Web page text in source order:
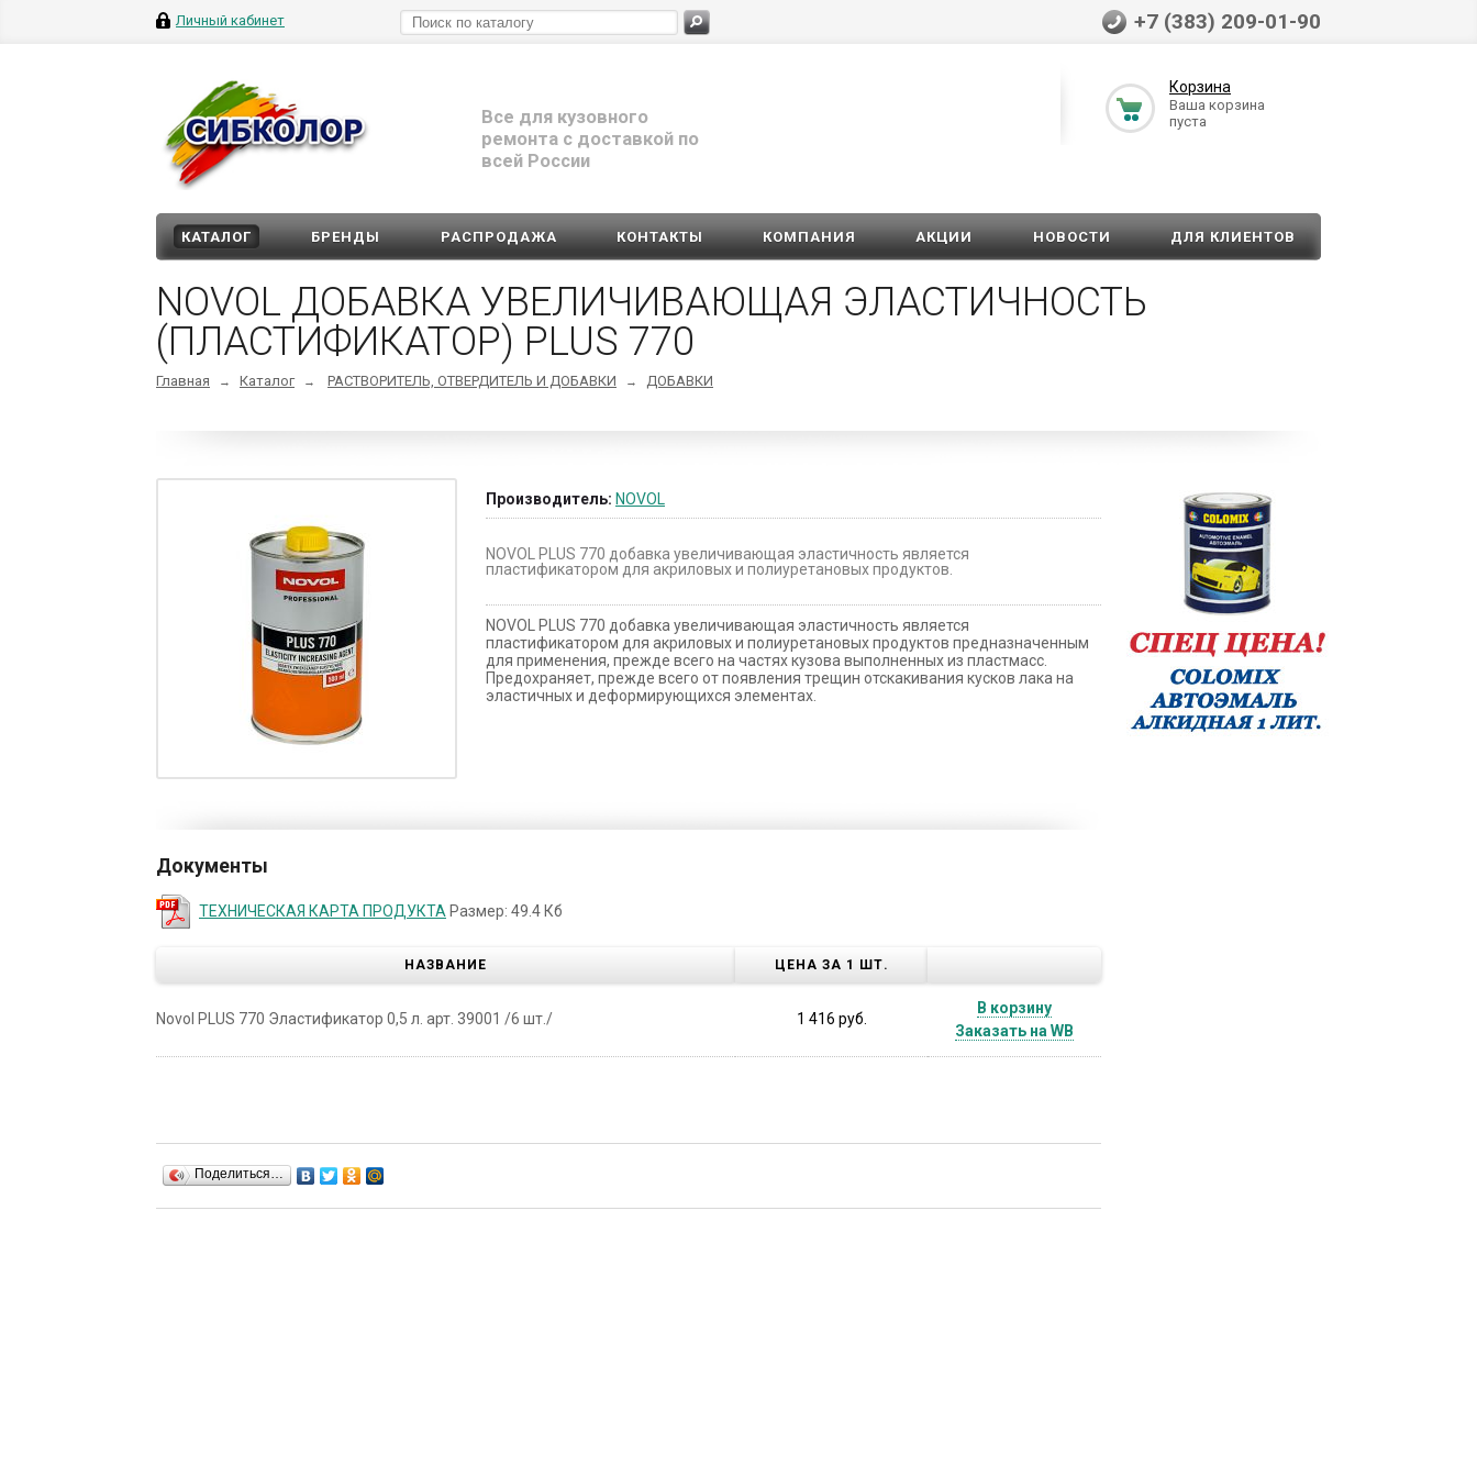
Личный кабинет +7 (383) 209-01-90
Все для кузовного
ремонта с доставкой по
всей России
Корзина
Ваша корзина
пуста
КАТАЛОГ БРЕНДЫ РАСПРОДАЖА КОНТАКТЫ КОМПАНИЯ АКЦИИ НОВОСТИ ДЛЯ КЛИЕНТОВ
NOVOL ДОБАВКА УВЕЛИЧИВАЮЩАЯ ЭЛАСТИЧНОСТЬ
(ПЛАСТИФИКАТОР) PLUS 770
Главная → Каталог → РАСТВОРИТЕЛЬ, ОТВЕРДИТЕЛЬ И ДОБАВКИ → ДОБАВКИ
Производитель: NOVOL
NOVOL PLUS 770 добавка увеличивающая эластичность является
пластификатором для акриловых и полиуретановых продуктов.
NOVOL PLUS 770 добавка увеличивающая эластичность является
пластификатором для акриловых и полиуретановых продуктов предназначенным
для применения, прежде всего на частях кузова выполненных из пластмасс.
Предохраняет, прежде всего от появления трещин отскакивания кусков лака на
эластичных и деформирующихся элементах.
Документы
ТЕХНИЧЕСКАЯ КАРТА ПРОДУКТА Размер: 49.4 Кб
НАЗВАНИЕ ЦЕНА ЗА 1 ШТ.
Novol PLUS 770 Эластификатор 0,5 л. арт. 39001 /6 шт./ 1 416 руб.
В корзину
Заказать на WB
Поделиться…